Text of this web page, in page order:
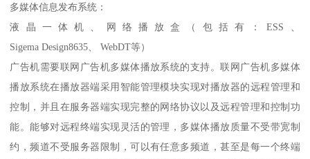
多媒体信息发布系统：
液晶一体机、网络播放盒（包括有：ESS、
Sigema Design8635、 WebDT等）
广告机需要联网广告机多媒体播放系统的支持。联网广告机多媒体
播放系统在播放器端采用智能管理模块实现对播放器的远程管理和
控制，并且在服务器端实现完整的网络协议以及远程管理和控制功
能。能够对远程终端实现灵活的管理，多媒体播放质量不受带宽制
约，频道不受服务器限制，可以有任意多频道，甚至是每一个终端